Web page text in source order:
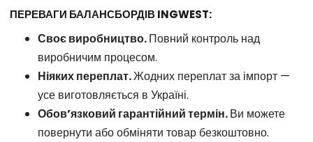
ПЕРЕВАГИ БАЛАНСБОРДІВ INGWEST:
Своє виробництво.Повний контроль над
виробничим процесом.
Ніяких переплат.Жодних переплат за імпорт —
усе виготовляється в Україні.
Обов’язковий гарантійний термін.Ви можете
повернути або обміняти товар безкоштовно.